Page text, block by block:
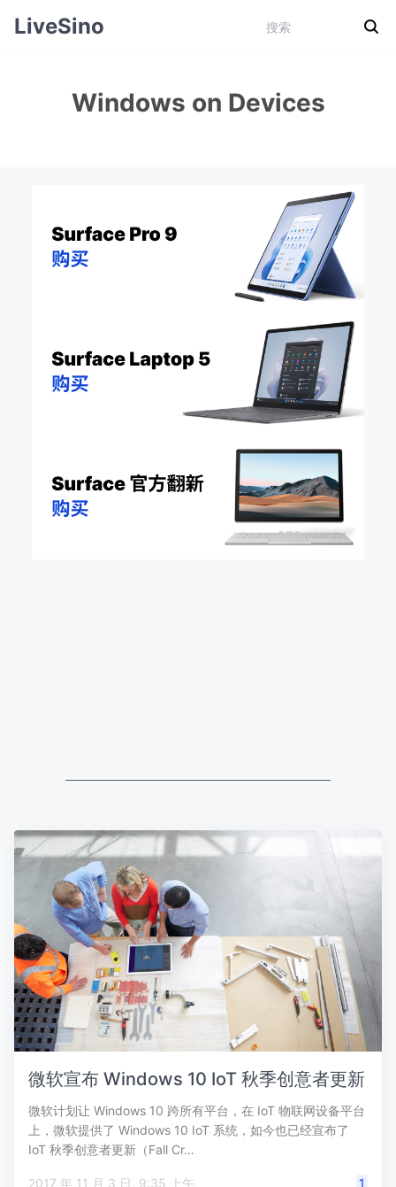
LiveSino
Windows on Devices
微软宣布 Windows 10 IoT 秋季创意者更新
微软计划让 Windows 10 跨所有平台，在 IoT 物联网设备平台
上，微软提供了 Windows 10 IoT 系统，如今也已经宣布了
IoT 秋季创意者更新（Fall Cr…
2017 年 11 月 3 日, 9:35 上午 1